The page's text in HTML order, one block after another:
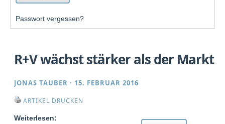
Passwort vergessen?
R+V wächst stärker als der Markt
JONAS TAUBER · 15. FEBRUAR 2016
ARTIKEL DRUCKEN
Weiterlesen: